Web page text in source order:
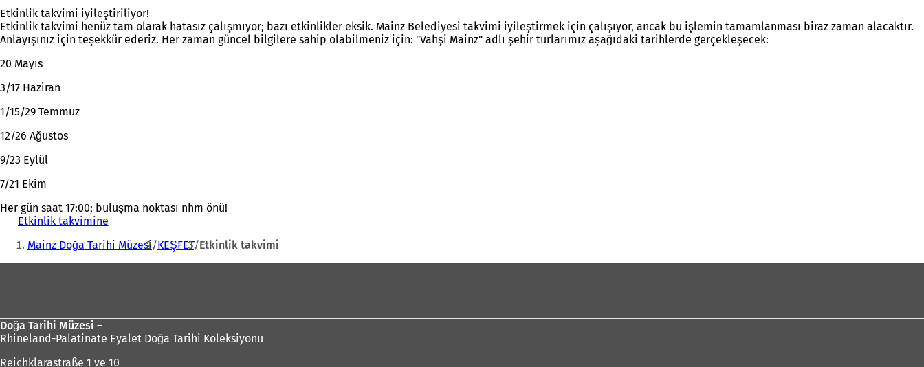
Etkinlik takvimi iyileştiriliyor!
Etkinlik takvimi henüz tam olarak hatasız çalışmıyor; bazı etkinlikler eksik. Mainz Belediyesi takvimi iyileştirmek için çalışıyor, ancak bu işlemin tamamlanması biraz zaman alacaktır.
Anlayışınız için teşekkür ederiz. Her zaman güncel bilgilere sahip olabilmeniz için: "Vahşi Mainz" adlı şehir turlarımız aşağıdaki tarihlerde gerçekleşecek:
20 Mayıs
3/17 Haziran
1/15/29 Temmuz
12/26 Ağustos
9/23 Eylül
7/21 Ekim
Her gün saat 17:00; buluşma noktası nhm önü!
Etkinlik takvimine
e
n
e
Buradasınız:
Mainz Doğa Tarihi Müzesi KEŞFET Etkinlik takvimi
Doğa Tarihi Müzesi –
Rhineland-Palatinate Eyalet Doğa Tarihi Koleksiyonu
Reichklarastraße 1 ve 10